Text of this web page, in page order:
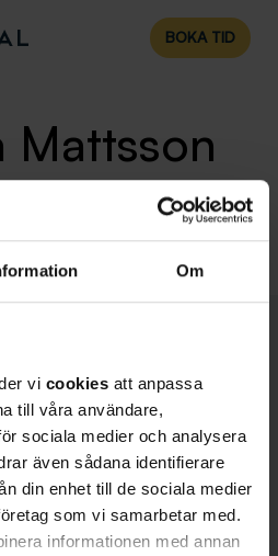
Om
vi cookies att anpassa
till våra användare,
sociala medier och analysera
även sådana identifierare
din enhet till de sociala medier
som vi samarbetar med.
informationen med annan
BOKA TID
Mattsson